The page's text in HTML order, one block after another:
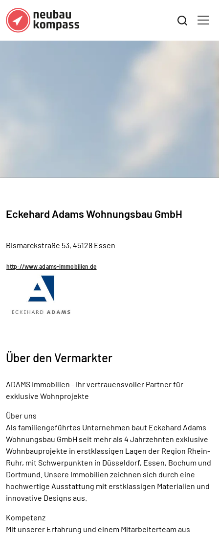
Eckehard Adams Wohnungsbau GmbH
Bismarckstraße 53, 45128 Essen
http://www.adams-immobilien.de
Über den Vermarkter
ADAMS Immobilien - Ihr vertrauensvoller Partner für
exklusive Wohnprojekte
Über uns
Als familiengeführtes Unternehmen baut Eckehard Adams
Wohnungsbau GmbH seit mehr als 4 Jahrzehnten exklusive
Wohnbauprojekte in erstklassigen Lagen der Region Rhein-
Ruhr, mit Schwerpunkten in Düsseldorf, Essen, Bochum und
Dortmund. Unsere Immobilien zeichnen sich durch eine
hochwertige Ausstattung mit erstklassigen Materialien und
innovative Designs aus.
Kompetenz
Mit unserer Erfahrung und einem Mitarbeiterteam aus